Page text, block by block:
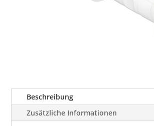
Beschreibung
Zusätzliche Informationen